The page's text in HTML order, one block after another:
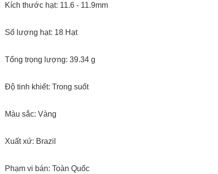
Kích thước hạt: 11.6 - 11.9mm
Số lượng hạt: 18 Hạt
Tổng trọng lượng: 39.34 g
Độ tinh khiết: Trong suốt
Màu sắc: Vàng
Xuất xứ: Brazil
Phạm vi bán: Toàn Quốc